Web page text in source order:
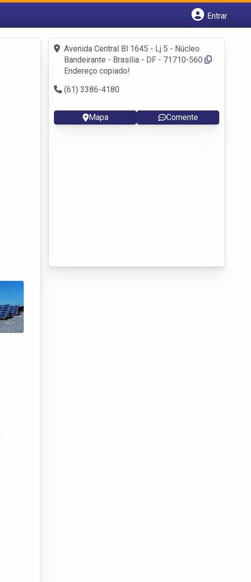
Entrar
Fazer login
Criar conta
Avenida Central Bl 1645 - Lj 5 - Núcleo
Bandeirante - Brasília - DF - 71710-560
Endereço copiado!
(61) 3386-4180
Mapa Comente